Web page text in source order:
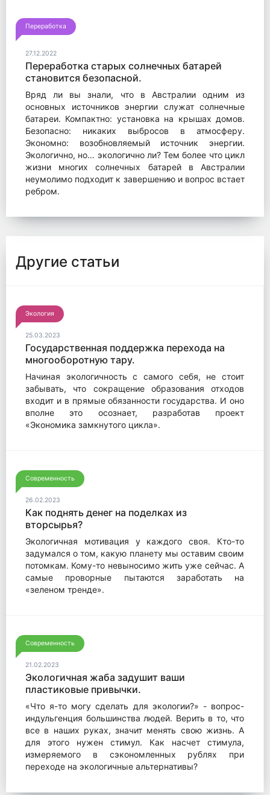
Переработка
27.12.2022
Переработка старых солнечных батарей
становится безопасной.
Вряд ли вы знали, что в Австралии одним из
основных источников энергии служат солнечные
батареи. Компактно: установка на крышах домов.
Безопасно: никаких выбросов в атмосферу.
Экономно: возобновляемый источник энергии.
Экологично, но… экологично ли? Тем более что цикл
жизни многих солнечных батарей в Австралии
неумолимо подходит к завершению и вопрос встает
ребром.
Другие статьи
Экология
25.03.2023
Государственная поддержка перехода на
многооборотную тару.
Начиная экологичность с самого себя, не стоит
забывать, что сокращение образования отходов
входит и в прямые обязанности государства. И оно
вполне это осознает, разработав проект
«Экономика замкнутого цикла».
Современность
26.02.2023
Как поднять денег на поделках из
вторсырья?
Экологичная мотивация у каждого своя. Кто-то
задумался о том, какую планету мы оставим своим
потомкам. Кому-то невыносимо жить уже сейчас. А
самые проворные пытаются заработать на
«зеленом тренде».
Современность
21.02.2023
Экологичная жаба задушит ваши
пластиковые привычки.
«Что я-то могу сделать для экологии?» - вопрос-
индульгенция большинства людей. Верить в то, что
все в наших руках, значит менять свою жизнь. А
для этого нужен стимул. Как насчет стимула,
измеряемого в сэкономленных рублях при
переходе на экологичные альтернативы?